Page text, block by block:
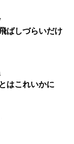
ばしづらいだけ
はこれいかに